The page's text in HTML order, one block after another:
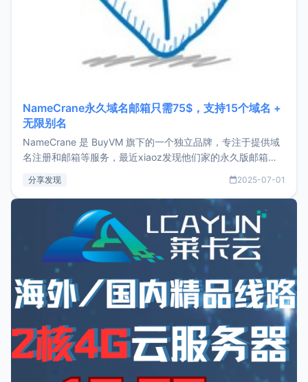
NameCrane永久域名邮箱只需75$，支持15个域名 +
无限别名
NameCrane 是 BuyVM 旗下的一个独立品牌，专注于提供域
名注册和邮箱等服务，最近xiaoz发现他们家的永久版邮箱服
又实惠的域名邮箱，不妨尝试一下 NameCrane。注册
NameCraneNameCrane不支持直接注册，必须要购买
分享发现 2025-07-01